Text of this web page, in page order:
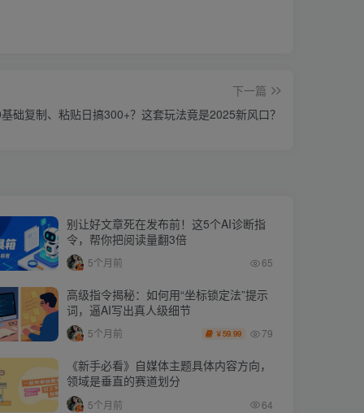
下一篇
础复制、粘贴日搞300+？这套玩法竟是2025新风口？
别让好文章死在发布前！这5个AI诊断指
令，帮你把阅读量翻3倍
5个月前 65
高级指令揭秘：如何用“坐标锁定法”提示
词，逼AI写出真人级细节
5个月前 ￥59.99 79
《新手必看》自媒体主题具体内容方向，
领域是垂直的赛道划分
5个月前 64